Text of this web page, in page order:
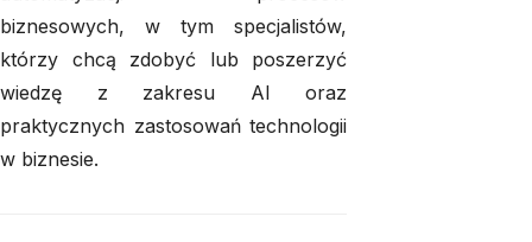
biznesowych, w tym specjalistów,
którzy chcą zdobyć lub poszerzyć
wiedzę z zakresu AI oraz
praktycznych zastosowań technologii
w biznesie.